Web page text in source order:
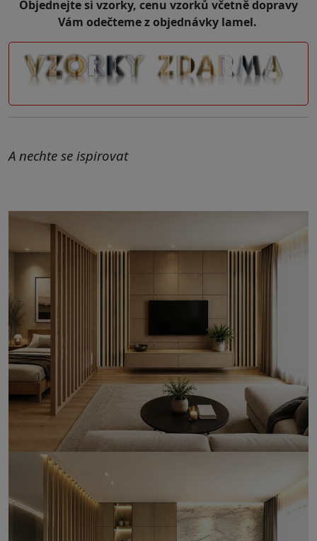
Objednejte si vzorky, cenu vzorků včetně dopravy
Vám odečteme z objednávky lamel.
A nechte se ispirovat